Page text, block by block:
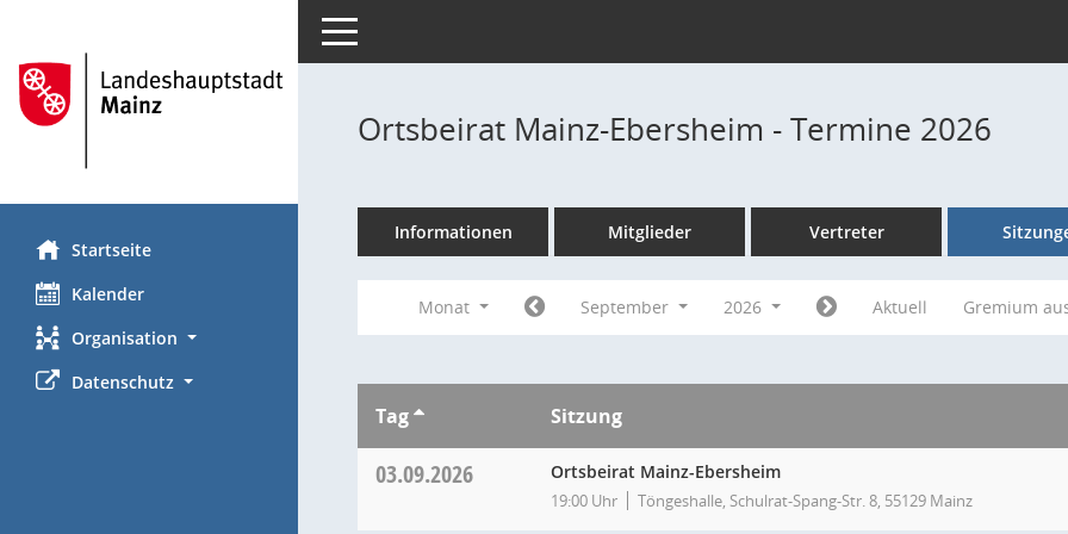
Startseite
Kalender
Organisation
Datenschutz
Toggle navigation
Ortsbeirat Mainz-Ebersheim - Termine 2026
Informationen Mitglieder Vertreter
Monat September 2026 Aktuell Gremium
Tag Sitzung
03.09.2026 Ortsbeirat Mainz-Ebersheim
19:00 Uhr Töngeshalle, Schulrat-Spang-Str. 8, 55129 Mainz